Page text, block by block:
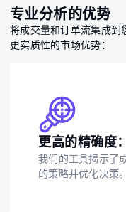
专业分析的优势
将成交量和订单流集成到
更实质性的市场优势：
更高的精确度：
我们的工具揭示了
的策略并优化决策。